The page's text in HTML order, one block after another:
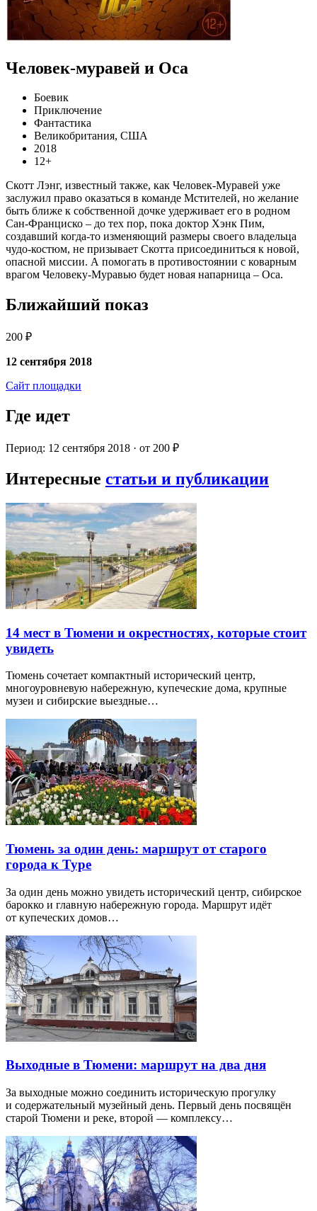
Человек-муравей и Оса
Боевик
Приключение
Фантастика
Великобритания, США
2018
12+
Скотт Лэнг, известный также, как Человек-Муравей уже
заслужил право оказаться в команде Мстителей, но желание
быть ближе к собственной дочке удерживает его в родном
Сан-Франциско – до тех пор, пока доктор Хэнк Пим,
создавший когда-то изменяющий размеры своего владельца
чудо-костюм, не призывает Скотта присоединиться к новой,
опасной миссии. А помогать в противостоянии с коварным
врагом Человеку-Муравью будет новая напарница – Оса.
Ближайший показ
200 ₽
12 сентября 2018
Сайт площадки
Где идет
Период: 12 сентября 2018 · от 200 ₽
Интересные статьи и публикации
14 мест в Тюмени и окрестностях, которые стоит
увидеть
Тюмень сочетает компактный исторический центр,
многоуровневую набережную, купеческие дома, крупные
музеи и сибирские выездные…
Тюмень за один день: маршрут от старого
города к Туре
За один день можно увидеть исторический центр, сибирское
барокко и главную набережную города. Маршрут идёт
от купеческих домов…
Выходные в Тюмени: маршрут на два дня
За выходные можно соединить историческую прогулку
и содержательный музейный день. Первый день посвящён
старой Тюмени и реке, второй — комплексу…